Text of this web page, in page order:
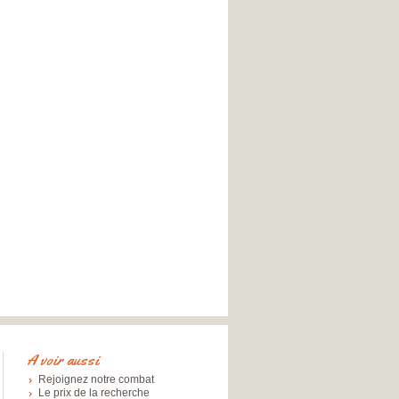
A voir aussi
Rejoignez notre combat
Le prix de la recherche